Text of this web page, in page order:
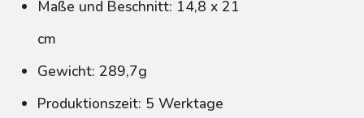
Maße und Beschnitt: 14,8 x 21
cm
Gewicht: 289,7g
Produktionszeit: 5 Werktage